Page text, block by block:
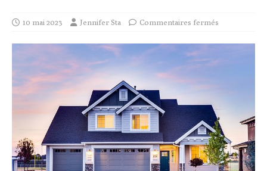
10 mai 2023 Jennifer Sta Commentaires fermés